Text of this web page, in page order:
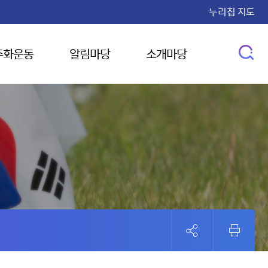
누리집 지도
운동 알림마당 소개마당